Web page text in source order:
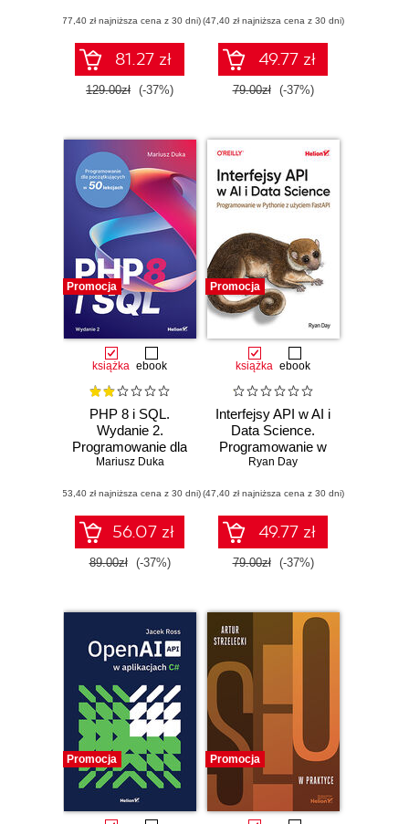
Wydanie IV
(77,40 zł najniższa cena z 30 dni)
81.27 zł
129.00zł (-37%)
modelach
językowych w
praktyce
(47,40 zł najniższa cena z 30 dni)
49.77 zł
79.00zł (-37%)
Promocja
książka ebook
PHP 8 i SQL.
Wydanie 2.
Programowanie dla
początkujących w
Mariusz Duka
(53,40 zł najniższa cena z 30 dni)
56.07 zł
89.00zł (-37%)
Promocja
książka ebook
Interfejsy API w AI i
Data Science.
Programowanie w
Pythonie z
Ryan Day
(47,40 zł najniższa cena z 30 dni)
49.77 zł
79.00zł (-37%)
Promocja Promocja